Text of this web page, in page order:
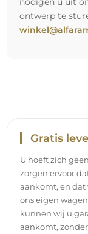
een snelle
Bekijk hoe wij
Wij staan in